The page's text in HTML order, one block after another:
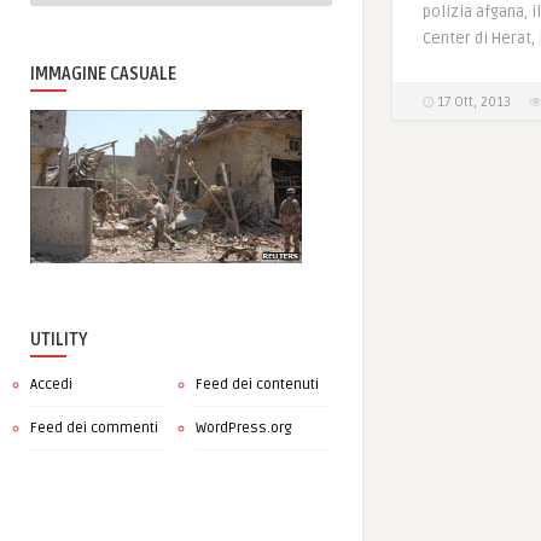
IMMAGINE CASUALE
UTILITY
Accedi Feed dei contenuti
Feed dei commenti WordPress.org
polizia afgana,
Center di
17 Ott, 2013